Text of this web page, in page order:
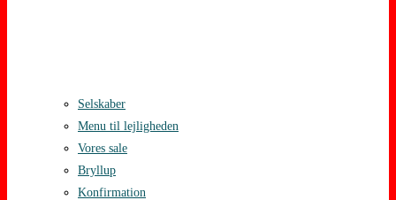
Selskaber
Menu til lejligheden
Vores sale
Bryllup
Konfirmation